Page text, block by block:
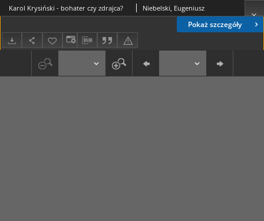
Pokaż szczegóły
Karol Krysiński - bohater czy zdrajca? Niebelski, Eugeniusz